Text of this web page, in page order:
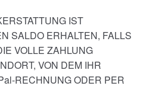
IST
SALDO ERHALTEN, FALLS
VOLLE ZAHLUNG
VON DEM IHR
RECHNUNG ODER PER